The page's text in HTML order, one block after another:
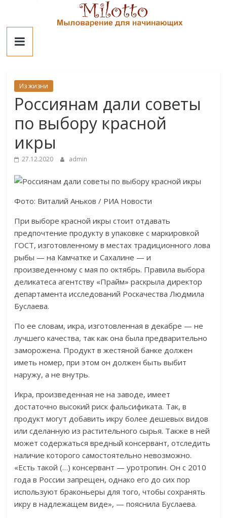
contentМилотто
Из жизни
Россиянам дали советы
по выбору красной
икры
27.12.2020 admin
Фото: Виталий Аньков / РИА Новости
При выборе красной икры стоит отдавать
предпочтение продукту в упаковке с маркировкой
ГОСТ, изготовленному в местах традиционного лова
рыбы — на Камчатке и Сахалине — и
произведенному с мая по октябрь. Правила выбора
деликатеса агентству «Прайм» раскрыла директор
департамента исследований Роскачества Людмила
Буслаева.
По ее словам, икра, изготовленная в декабре — не
лучшего качества, так как она была предварительно
заморожена. Продукт в жестяной банке должен
иметь номер, при этом он должен быть выбит
наружу, а не внутрь.
Икра, произведенная не на заводе, имеет
достаточно высокий риск фальсификата. Так, в
продукт могут добавить икру более дешевых видов
или сделанную из растительного сырья. Также в ней
может содержаться вредный консервант, отследить
наличие которого самостоятельно невозможно.
«Есть такой (…) консервант — уротропин. Он с 2010
года в России запрещен, однако его до сих пор
используют браконьеры для того, чтобы сохранять
икру в надлежащем виде», — пояснила Буслаева.